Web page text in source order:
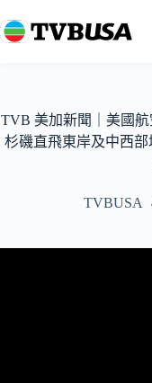
至
容
TVB 美加新聞｜美國
杉磯直飛東岸及中西
TVBUSA